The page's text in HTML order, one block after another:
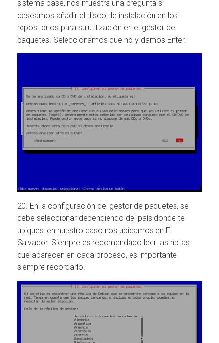
sistema base, nos muestra una pregunta si
deseamos añadir el disco de instalación en los
repositorios para su utilización en el gestor de
paquetes. Seleccionamos que no y damos Enter.
20. En la configuración del gestor de paquetes, se
debe seleccionar dependiendo del país donde te
ubiques; en nuestro caso nos ubicamos en El
Salvador. Siempre es recomendado leer las notas
que aparecen en cada proceso, es importante
siempre recordarlo.